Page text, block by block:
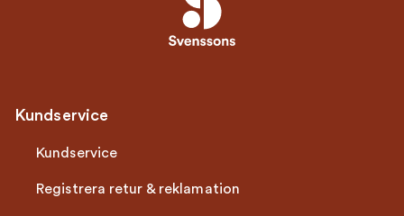
Kundservice
Kundservice
Registrera retur & reklamation